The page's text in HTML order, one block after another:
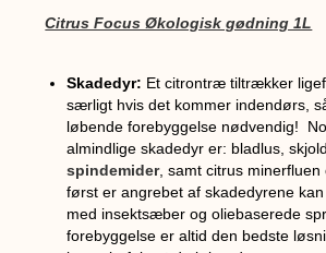
Citrus Focus Økologisk gødning 1L
Skadedyr: Et citrontræ tiltrækker
særligt hvis det kommer indendørs,
løbende forebyggelse nødvendig!
almindlige skadedyr er: bladlus,
spindemider, samt citrus minerfluen
først er angrebet af skadedyrene
med insektsæber og oliebaserede
forebyggelse er altid den bedste